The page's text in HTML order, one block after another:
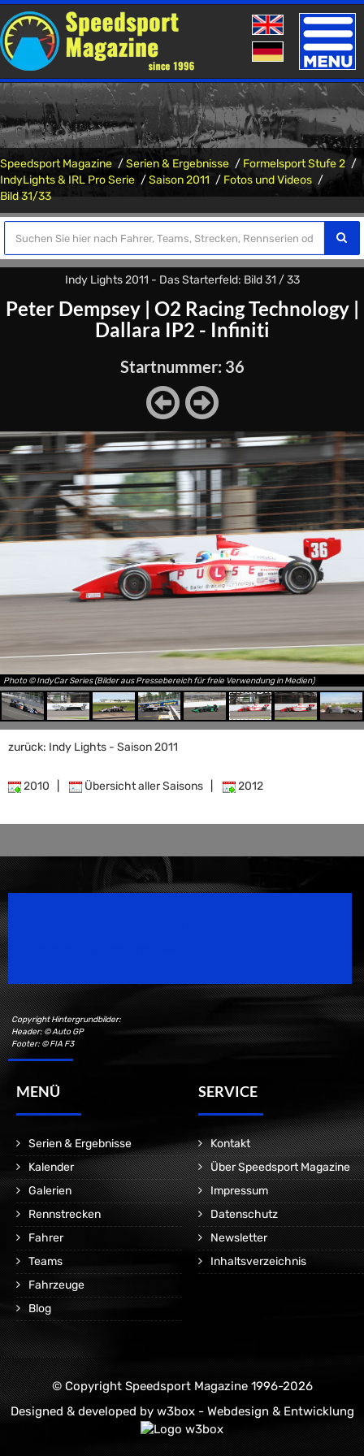
Toggle
Speedsport Magazine Serien & Ergebnisse
Formelsport Stufe 2
IndyLights & IRL Pro Serie
Saison 2011
Fotos und Videos
Bild 31/33
Indy Lights 2011 - Das Starterfeld: Bild 31 / 33
Peter Dempsey| O2 Racing Technology|
Dallara IP2 - Infiniti
Startnummer: 36
Photo © IndyCar Series (Bilder aus Pressebereich für freie Verwendung in Medien)
zurück: Indy Lights - Saison 2011
2010 Übersicht aller Saisons 2012
Copyright Hintergrundbilder:
Header: © Auto GP
Footer: © FIA F3
MENÜ
Serien & Ergebnisse
Kalender
Galerien
Rennstrecken
Fahrer
Teams
Fahrzeuge
Blog
SERVICE
Kontakt
Über Speedsport Magazine
Impressum
Datenschutz
Newsletter
Inhaltsverzeichnis
© Copyright Speedsport Magazine 1996-2026
Designed & developed by w3box - Webdesign & Entwicklung